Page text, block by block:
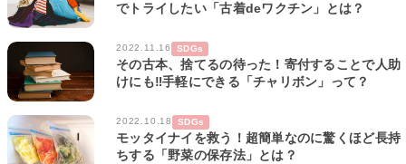
でトライしたい「古着deワクチン」とは？
2022.11.16 SDGs
その古本、捨てるの待った！寄付することで人助
けにも‼手軽にできる「チャリボン」って？
2022.10.18 SDGs
モッタイナイを救う！超簡単なのに驚くほど長持
ちする「野菜の保存法」とは？